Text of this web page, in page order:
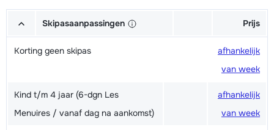
Skipasaanpassingen Prijs
Korting geen skipas
afhankelijk
van week
Kind t/m 4 jaar (6-dgn Les
Menuires / vanaf dag na aankomst)
afhankelijk
van week